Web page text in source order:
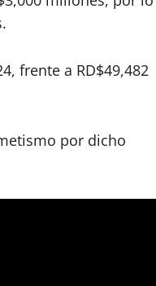
frente a RD$49,482
por dicho